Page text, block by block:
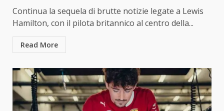
Continua la sequela di brutte notizie legate a Lewis
Hamilton, con il pilota britannico al centro della...
Read More